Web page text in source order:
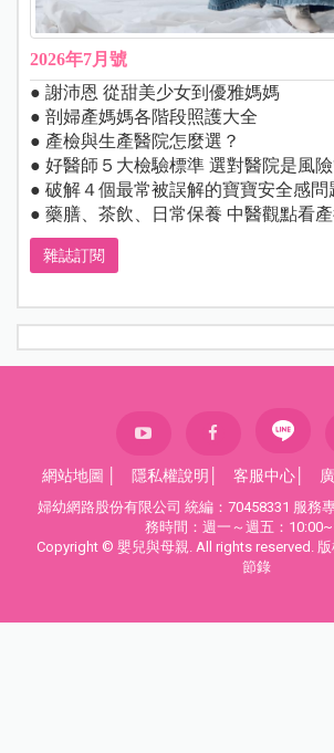
2026年7月號
● 謝沛恩 從甜美少女到優雅媽媽
● 剖婦產媽媽各階段照護大全
● 產檢與生產醫院怎麼選？
● 好醫師５大檢驗標準 選對醫院是風
● 破解４個最常被誤解的寶寶安全感問
● 藥膳、茶飲、日常保養 中醫觀點看
雜誌訂閱
網站地圖 隱私權說明 客服中心
婦幼網路股份有限公司 統編：70458331 服務
務時間：週一～週五：
Copyright © 嬰兒與母親. All rights reserved.
節錄